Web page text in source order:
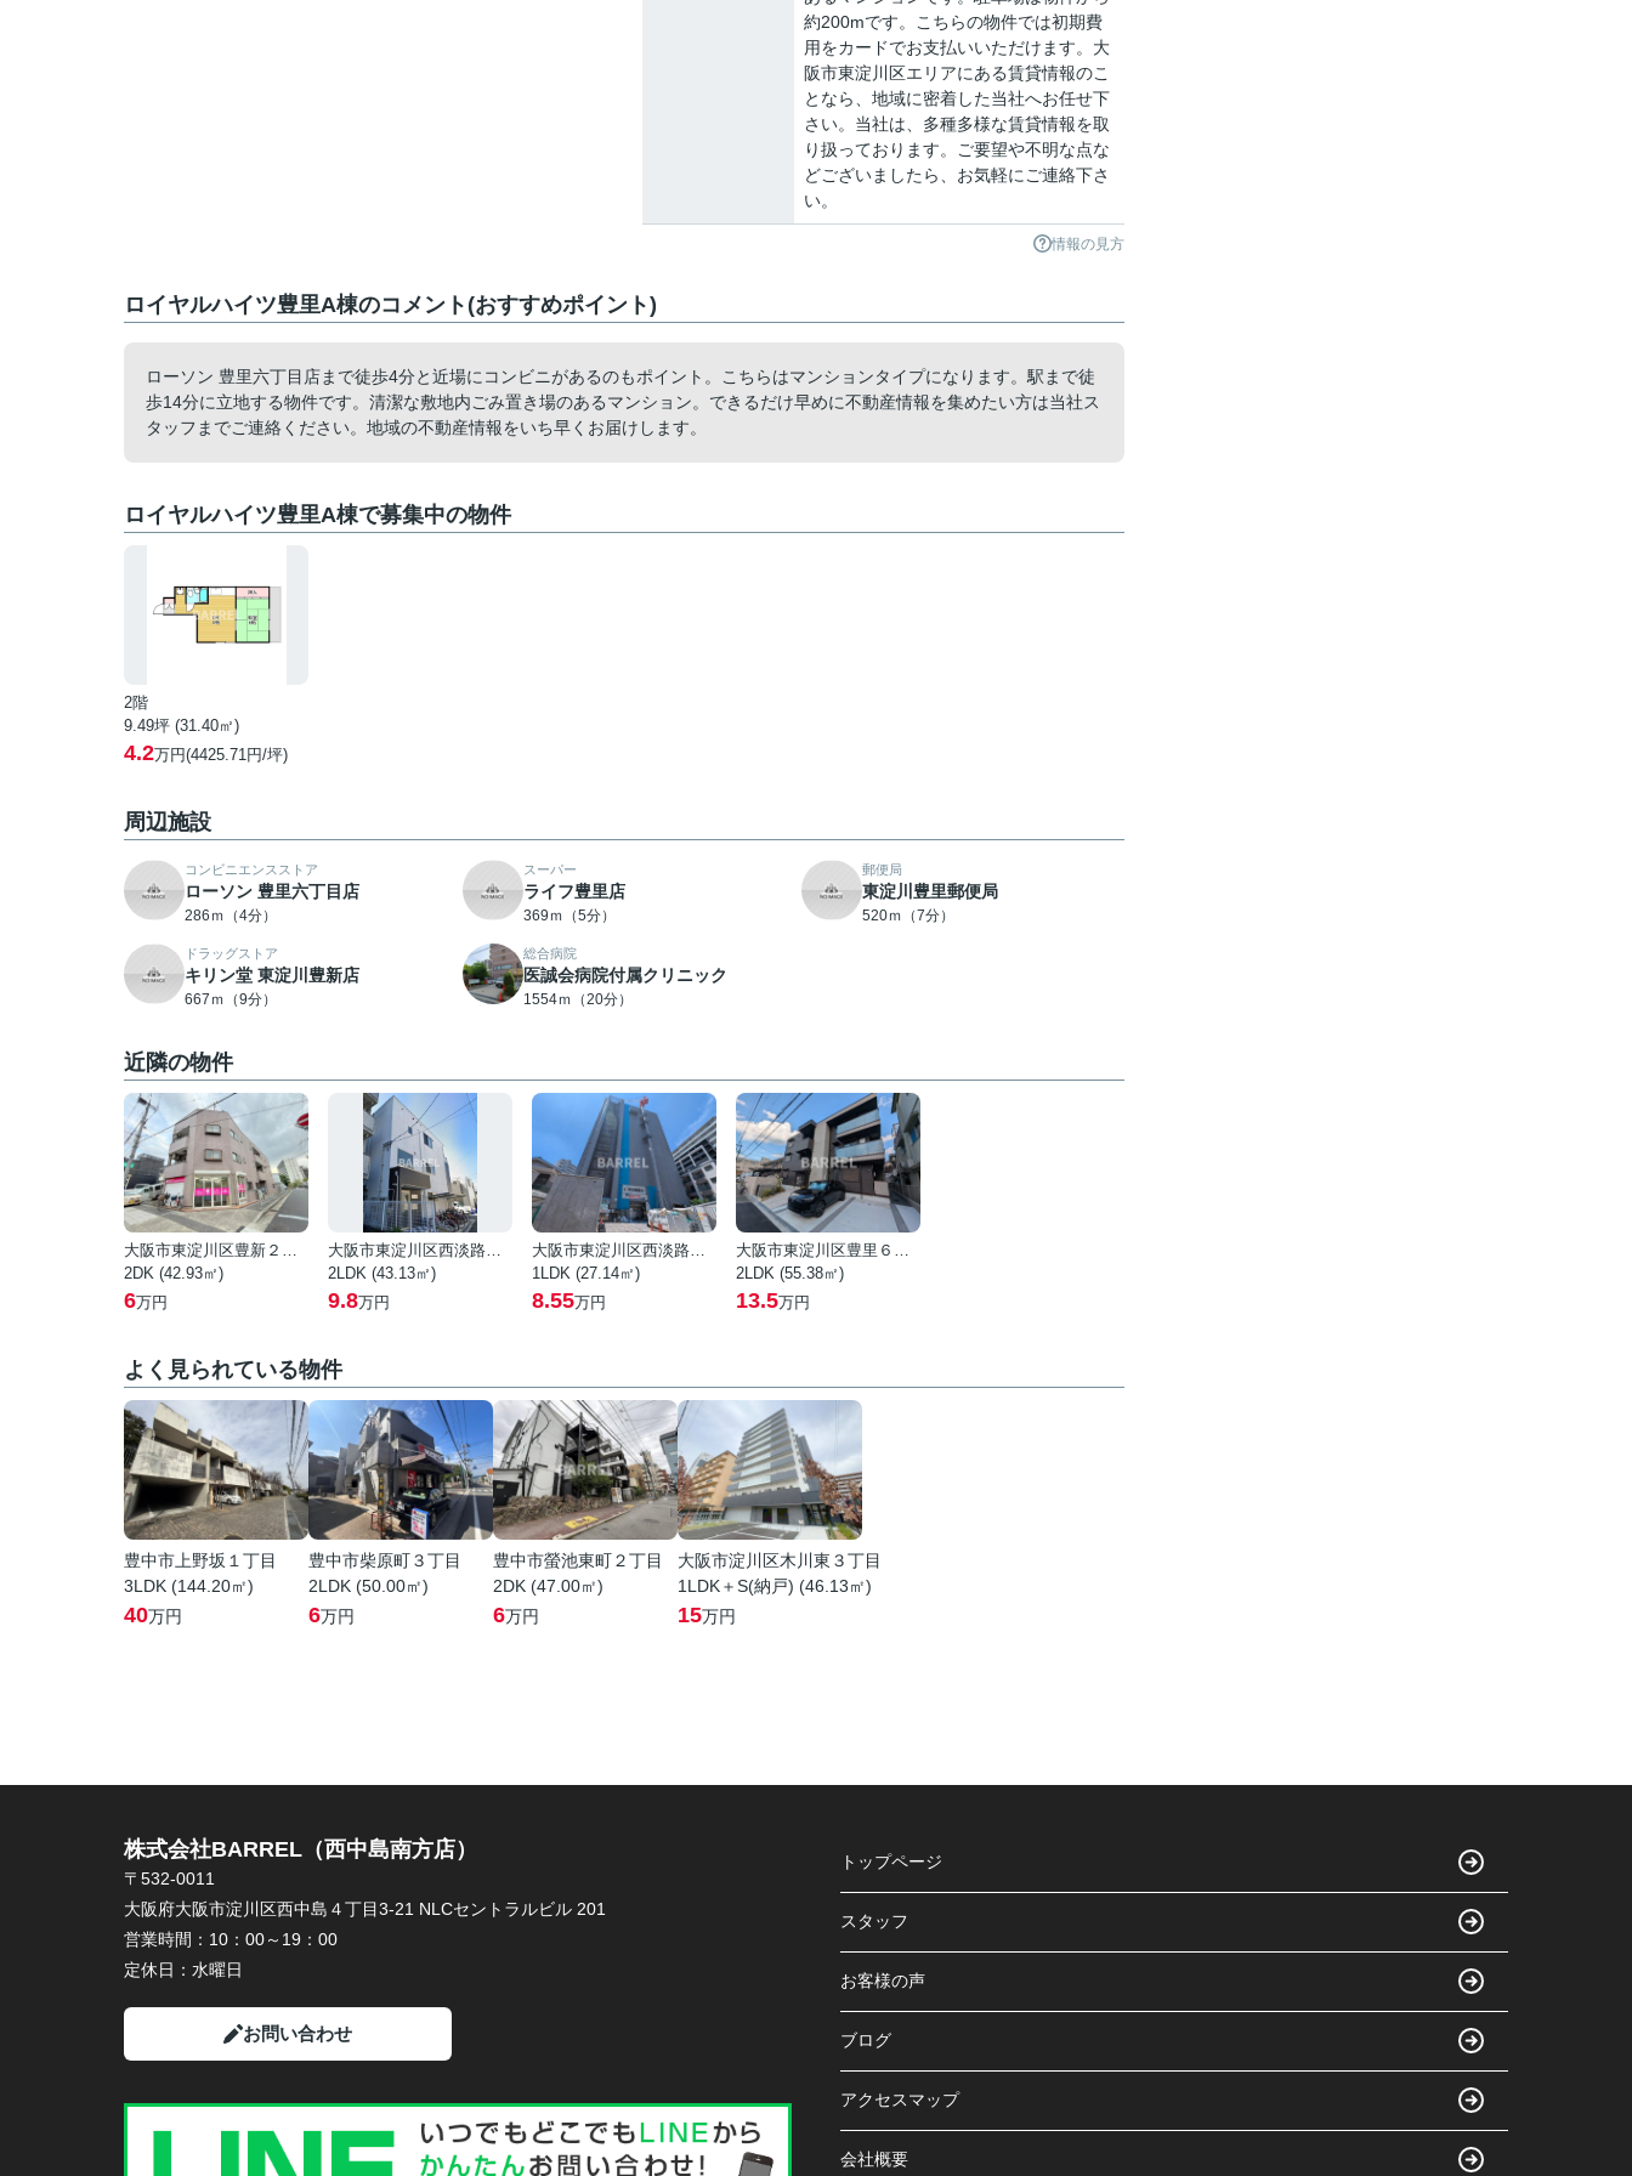
約200mです。こちらの物件では初期費
用をカードでお支払いいただけます。大
阪市東淀川区エリアにある賃貸情報のこ
となら、地域に密着した当社へお任せ下
さい。当社は、多種多様な賃貸情報を取
り扱っております。ご要望や不明な点な
どございましたら、お気軽にご連絡下さ
い。
情報の見方
ロイヤルハイツ豊里A棟のコメント(おすすめポイント)
ローソン 豊里六丁目店まで徒歩4分と近場にコンビニがあるのもポイント。こちらはマンションタイプになります。駅まで徒
歩14分に立地する物件です。清潔な敷地内ごみ置き場のあるマンション。できるだけ早めに不動産情報を集めたい方は当社ス
タッフまでご連絡ください。地域の不動産情報をいち早くお届けします。
ロイヤルハイツ豊里A棟で募集中の物件
2階
9.49坪 (31.40㎡)
4.2万円(4425.71円/坪)
周辺施設
コンビニエンスストア
ローソン 豊里六丁目店
286ｍ（4分）
スーパー
ライフ豊里店
369ｍ（5分）
郵便局
東淀川豊里郵便局
520ｍ（7分）
ドラッグストア
キリン堂 東淀川豊新店
667ｍ（9分）
総合病院
医誠会病院付属クリニック
1554ｍ（20分）
近隣の物件
大阪市東淀川区豊新２丁目
2DK (42.93㎡)
6万円
大阪市東淀川区西淡路３丁目
2LDK (43.13㎡)
9.8万円
大阪市東淀川区西淡路４丁目
1LDK (27.14㎡)
8.55万円
大阪市東淀川区豊里６丁目
2LDK (55.38㎡)
13.5万円
よく見られている物件
豊中市上野坂１丁目
3LDK (144.20㎡)
40万円
豊中市柴原町３丁目
2LDK (50.00㎡)
6万円
豊中市螢池東町２丁目
2DK (47.00㎡)
6万円
大阪市淀川区木川東３丁目
1LDK＋S(納戸) (46.13㎡)
15万円
株式会社BARREL（西中島南方店）
〒532-0011
大阪府大阪市淀川区西中島４丁目3-21 NLCセントラルビル 201
営業時間： 10：00～19：00
定休日： 水曜日
お問い合わせ
トップページ
スタッフ
お客様の声
ブログ
アクセスマップ
会社概要